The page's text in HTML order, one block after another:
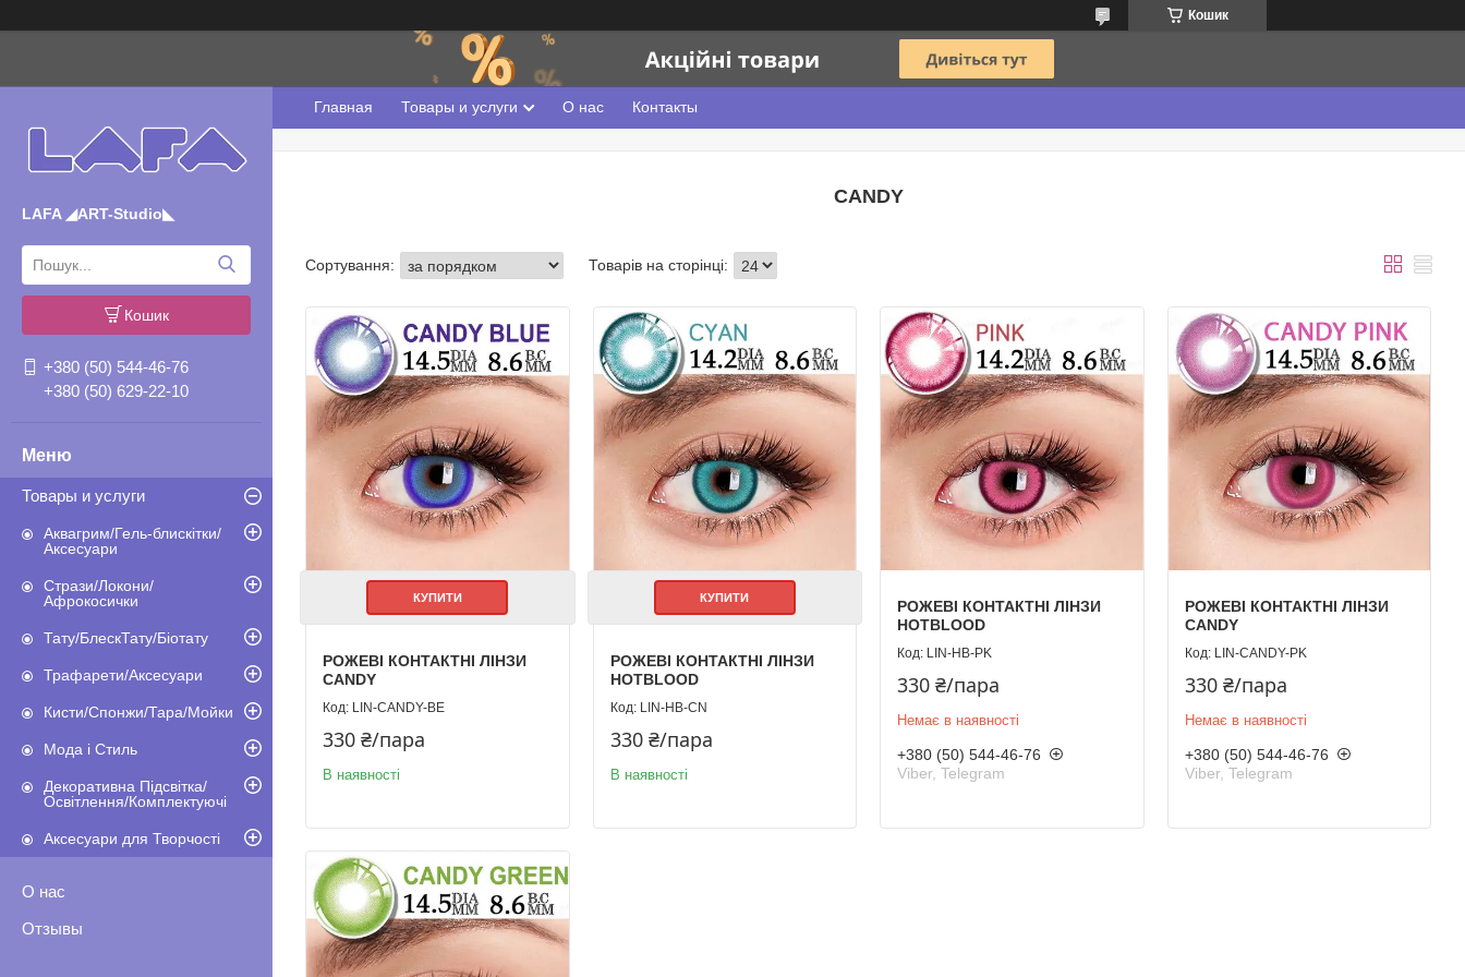
Кошик
LAFA ◢ART-Studio◣
Кошик
+380 (50) 544-46-76
+380 (50) 629-22-10
Товары и услуги
Аквагрим/Гель-блискітки/
Аксесуари
Стрази/Локони/
Афрокосички
Тату/БлескТату/Біотату
Трафарети/Аксесуари
Кисти/Спонжи/Тара/Мойки
Мода і Стиль
Декоративна Підсвітка/
Освітлення/Комплектуючі
Аксесуари для Творчості
О нас
Отзывы
Главная Товары и услуги О нас Контакты
CANDY
КУПИТИ
РОЖЕВІ КОНТАКТНІ ЛІНЗИ
CANDY
LIN-CANDY-BE
330 ₴/пара
В наявності
КУПИТИ
РОЖЕВІ КОНТАКТНІ ЛІНЗИ
HOTBLOOD
LIN-HB-CN
330 ₴/пара
В наявності
РОЖЕВІ КОНТАКТНІ ЛІНЗИ
HOTBLOOD
LIN-HB-PK
330 ₴/пара
Немає в наявності
+380 (50) 544-46-76
Viber, Telegram
РОЖЕВІ КОНТАКТНІ ЛІНЗИ
CANDY
LIN-CANDY-PK
330 ₴/пара
Немає в наявності
+380 (50) 544-46-76
Viber, Telegram